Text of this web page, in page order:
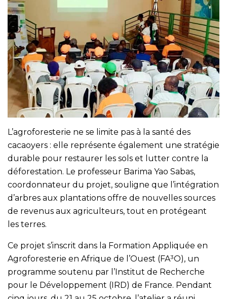
L’agroforesterie ne se limite pas à la santé des
cacaoyers : elle représente également une stratégie
durable pour restaurer les sols et lutter contre la
déforestation. Le professeur Barima Yao Sabas,
coordonnateur du projet, souligne que l’intégration
d’arbres aux plantations offre de nouvelles sources
de revenus aux agriculteurs, tout en protégeant
les terres.
Ce projet s’inscrit dans la Formation Appliquée en
Agroforesterie en Afrique de l’Ouest (FA³O), un
programme soutenu par l’Institut de Recherche
pour le Développement (IRD) de France. Pendant